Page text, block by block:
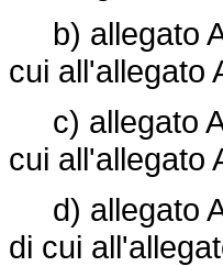
b) allegato
cui all'allegato
c) allegato
cui all'allegato
d) allegato
di cui